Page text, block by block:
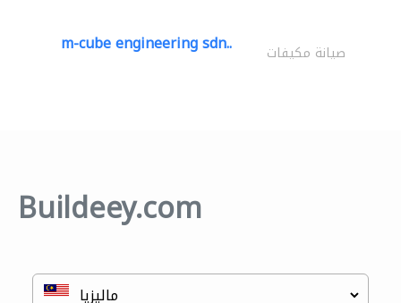
m-cube engineering sdn.. صيانة مكيفات
Buildeey.com